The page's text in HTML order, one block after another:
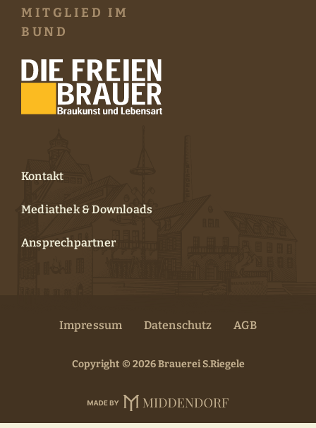
MITGLIED IM
BUND
Kontakt
Mediathek & Downloads
Ansprechpartner
Copyright © 2026 Brauerei S.Riegele
Impressum Datenschutz AGB